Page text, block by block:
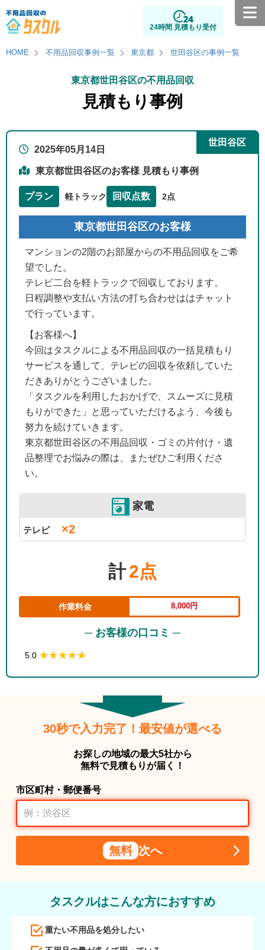
24時間 見積もり受付
HOME 不用品回収事例一覧 東京都 世田谷区の事例一覧
東京都世田谷区の不用品回収
見積もり事例
世田谷区
2025年05月14日
東京都世田谷区のお客様 見積もり事例
プラン 軽トラック 回収点数 2点
東京都世田谷区のお客様
マンションの2階のお部屋からの不用品回収をご希
望でした。
テレビ二台を軽トラックで回収しております。
日程調整や支払い方法の打ち合わせははチャット
で行っています。
【お客様へ】
今回はタスクルによる不用品回収の一括見積もり
サービスを通して、テレビの回収を依頼していた
だきありがとうございました。
「タスクルを利用したおかげで、スムーズに見積
もりができた」と思っていただけるよう、今後も
努力を続けていきます。
東京都世田谷区の不用品回収・ゴミの片付け・遺
品整理でお悩みの際は、またぜひご利用くださ
い。
家電
テレビ ×2
計2点
作業料金 8,000円
─ お客様の口コミ ─
5.0 ★★★★★
★★★★★
30秒で入力完了！最安値が選べる
お探しの地域の最大5社から
無料で見積もりが届く！
市区町村・郵便番号
無料 次へ
タスクルはこんな方におすすめ
重たい不用品を処分したい